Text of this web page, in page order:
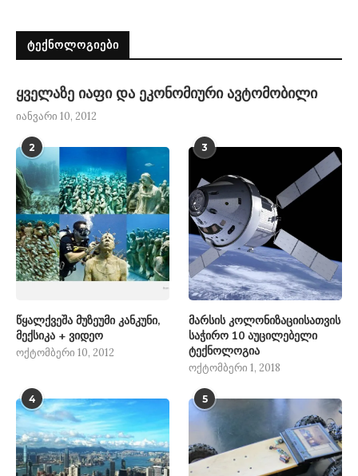
ᲢᲔᲥᲜᲝᲚᲝᲒᲘᲔᲑᲘ
ყველაზე იაფი და ეკონომიური ავტომობილი
იანვარი 10, 2012
2
წყალქვეშა მუზეუმი კანკუნი,
მექსიკა + ვიდეო
ოქტომბერი 10, 2012
3
მარსის კოლონიზაციისათვის
საჭირო 10 აუცილებელი
ტექნოლოგია
ოქტომბერი 1, 2018
4 5